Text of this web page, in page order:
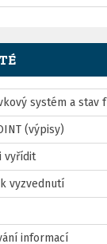
systém a stav
(výpisy)
vyřídit
vyzvednutí
informací